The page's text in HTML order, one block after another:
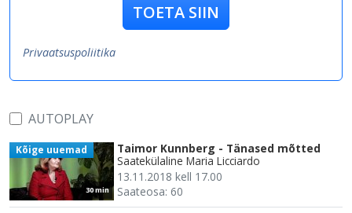
TOETA SIIN
Privaatsuspoliitika
AUTOPLAY
30 min
Kõige uuemad
Taimor Kunnberg - Tänased mõtted
Saatekülaline Maria Licciardo
13.11.2018 kell 17.00
Saateosa: 60